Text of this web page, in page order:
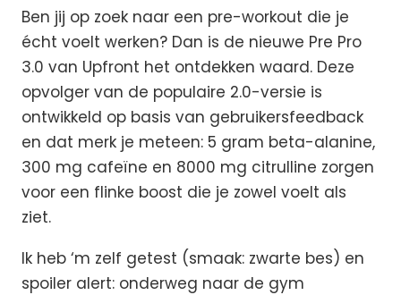
Ben jij op zoek naar een pre-workout die je
écht voelt werken? Dan is de nieuwe Pre Pro
3.0 van Upfront het ontdekken waard. Deze
opvolger van de populaire 2.0-versie is
ontwikkeld op basis van gebruikersfeedback
en dat merk je meteen: 5 gram beta-alanine,
300 mg cafeïne en 8000 mg citrulline zorgen
voor een flinke boost die je zowel voelt als
ziet.
Ik heb ‘m zelf getest (smaak: zwarte bes) en
spoiler alert: onderweg naar de gym